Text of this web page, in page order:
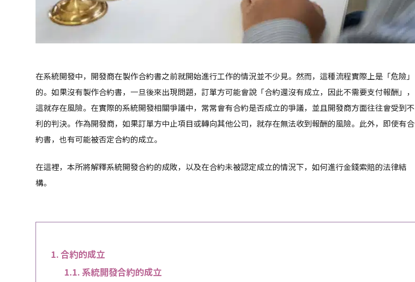
在系統開發中，開發商在製作合約書之前就開始進行工作的情況並不少見。然而，這種流程實際上是「危險」
的。如果沒有製作合約書，一旦後來出現問題，訂單方可能會說「合約還沒有成立，因此不需要支付報酬」，
這就存在風險。在實際的系統開發相關爭議中，常常會有合約是否成立的爭議，並且開發商方面往往會受到不
利的判決。作為開發商，如果訂單方中止項目或轉向其他公司，就存在無法收到報酬的風險。此外，即使有合
約書，也有可能被否定合約的成立。
在這裡，本所將解釋系統開發合約的成敗，以及在合約未被認定成立的情況下，如何進行金錢索賠的法律結
構。
合約的成立
系統開發合約的成立